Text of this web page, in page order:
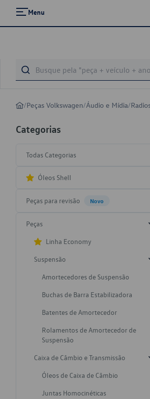
Menu
/Peças Volkswagen/Áudio e Mídia/
Categorias
Todas Categorias
Óleos Shell
Peças para revisão Novo
Peças
Linha Economy
Suspensão
Amortecedores de Suspensão
Buchas de Barra Estabilizadora
Batentes de Amortecedor
Rolamentos de Amortecedor de
Suspensão
Caixa de Câmbio e Transmissão
Óleos de Caixa de Câmbio
Juntas Homocinéticas